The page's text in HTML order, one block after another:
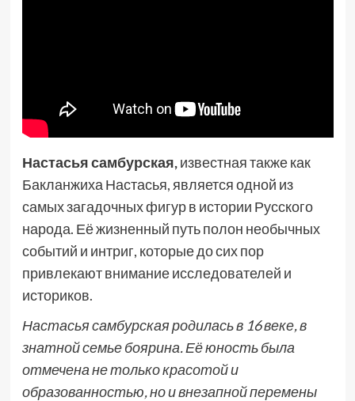
Настасья самбурская,известная также как
Бакланжиха Настасья, является одной из
самых загадочных фигур в истории Русского
народа. Её жизненный путь полон необычных
событий и интриг, которые до сих пор
привлекают внимание исследователей и
историков.
Настасья самбурская родилась в 16 веке, в
знатной семье боярина. Её юность была
отмечена не только красотой и
образованностью, но и внезапной перемены